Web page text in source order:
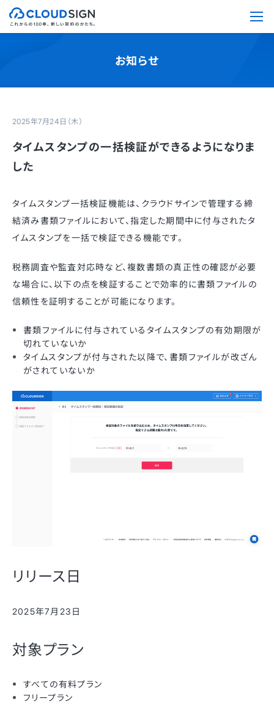
お知らせ
2025年7月24日（木）
タイムスタンプの一括検証ができるようになりま
した
タイムスタンプ一括検証機能は、クラウドサインで管理する締
結済み書類ファイルにおいて、指定した期間中に付与されたタ
イムスタンプを一括で検証できる機能です。
税務調査や監査対応時など、複数書類の真正性の確認が必要
な場合に、以下の点を検証することで効率的に書類ファイルの
信頼性を証明することが可能になります。
書類ファイルに付与されているタイムスタンプの有効期限が
切れていないか
タイムスタンプが付与された以降で、書類ファイルが改ざん
がされていないか
リリース日
2025年7月23日
対象プラン
すべての有料プラン
フリープラン